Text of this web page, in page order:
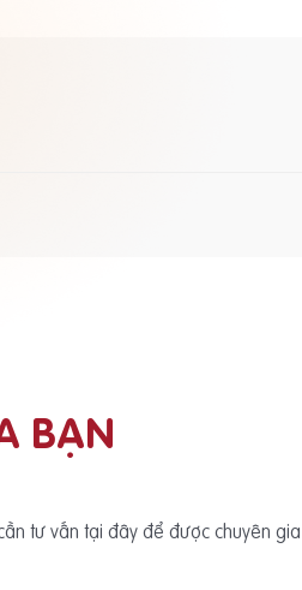
BẠN
tư vấn tại đây để được chuyên